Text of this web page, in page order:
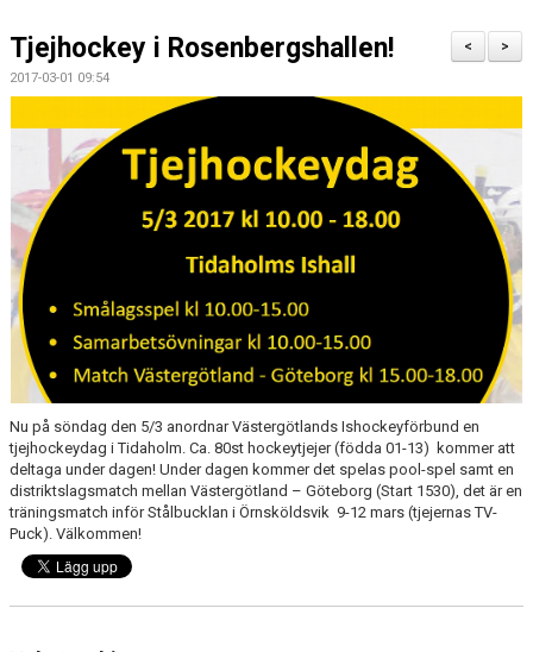
MATCHER
MEDLEM
KIOSKEN
THF UNGDOMSPOLICY - RÖDA TRÅD
PROFILKLÄDER
BILDGALLERI
TRISSBOLAGET
DOKUMENT
ALLMÄNHETENS ÅKNING
>
<
Tjejhockey i Rosenbergshallen!
2017-03-01 09:54
Nu på söndag den 5/3 anordnar Västergötlands Ishockeyförbund en
tjejhockeydag i Tidaholm. Ca. 80st hockeytjejer (födda 01-13) kommer att
deltaga under dagen! Under dagen kommer det spelas pool-spel samt en
distriktslagsmatch mellan Västergötland – Göteborg (Start 1530), det är en
träningsmatch inför Stålbucklan i Örnsköldsvik 9-12 mars (tjejernas TV-
Puck). Välkommen!